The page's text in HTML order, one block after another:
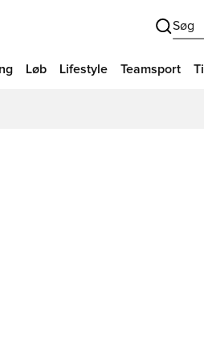
Søg
Løb Lifestyle Teamsport